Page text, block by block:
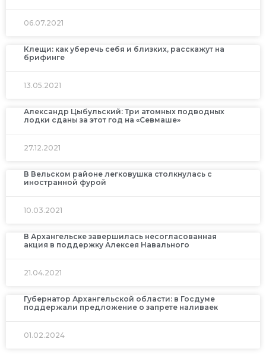
06.07.2021
Клещи: как уберечь себя и близких, расскажут на
брифинге
13.05.2021
Александр Цыбульский: Три атомных подводных
лодки сданы за этот год на «Севмаше»
27.12.2021
В Вельском районе легковушка столкнулась с
иностранной фурой
10.03.2021
В Архангельске завершилась несогласованная
акция в поддержку Алексея Навального
21.04.2021
Губернатор Архангельской области: в Госдуме
поддержали предложение о запрете наливаек
01.02.2024